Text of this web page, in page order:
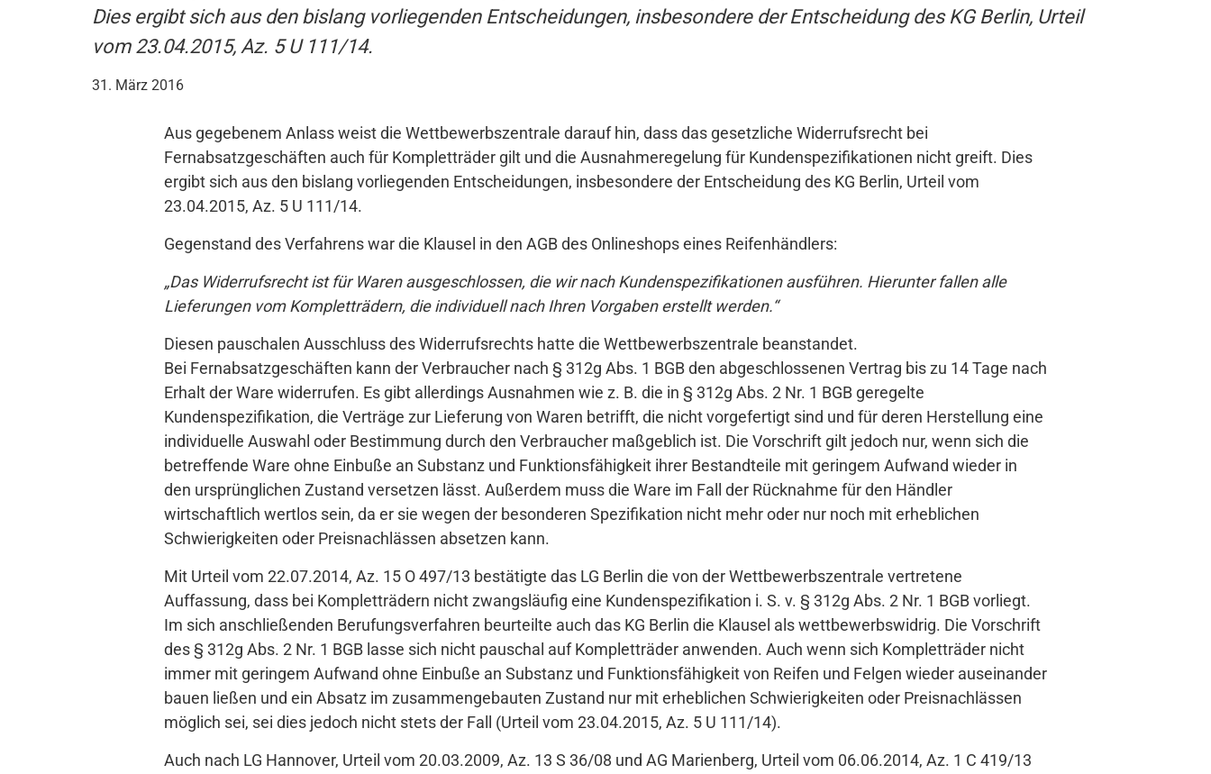
Dies ergibt sich aus den bislang vorliegenden Entscheidungen, insbesondere der Entscheidung des KG Berlin, Urteil
vom 23.04.2015, Az. 5 U 111/14.
31. März 2016
Aus gegebenem Anlass weist die Wettbewerbszentrale darauf hin, dass das gesetzliche Widerrufsrecht bei
Fernabsatzgeschäften auch für Kompletträder gilt und die Ausnahmeregelung für Kundenspezifikationen nicht greift. Dies
ergibt sich aus den bislang vorliegenden Entscheidungen, insbesondere der Entscheidung des KG Berlin, Urteil vom
23.04.2015, Az. 5 U 111/14.
Gegenstand des Verfahrens war die Klausel in den AGB des Onlineshops eines Reifenhändlers:
„Das Widerrufsrecht ist für Waren ausgeschlossen, die wir nach Kundenspezifikationen ausführen. Hierunter fallen alle
Lieferungen vom Kompletträdern, die individuell nach Ihren Vorgaben erstellt werden.“
Diesen pauschalen Ausschluss des Widerrufsrechts hatte die Wettbewerbszentrale beanstandet.
Bei Fernabsatzgeschäften kann der Verbraucher nach § 312g Abs. 1 BGB den abgeschlossenen Vertrag bis zu 14 Tage nach
Erhalt der Ware widerrufen. Es gibt allerdings Ausnahmen wie z. B. die in § 312g Abs. 2 Nr. 1 BGB geregelte
Kundenspezifikation, die Verträge zur Lieferung von Waren betrifft, die nicht vorgefertigt sind und für deren Herstellung eine
individuelle Auswahl oder Bestimmung durch den Verbraucher maßgeblich ist. Die Vorschrift gilt jedoch nur, wenn sich die
betreffende Ware ohne Einbuße an Substanz und Funktionsfähigkeit ihrer Bestandteile mit geringem Aufwand wieder in
den ursprünglichen Zustand versetzen lässt. Außerdem muss die Ware im Fall der Rücknahme für den Händler
wirtschaftlich wertlos sein, da er sie wegen der besonderen Spezifikation nicht mehr oder nur noch mit erheblichen
Schwierigkeiten oder Preisnachlässen absetzen kann.
Mit Urteil vom 22.07.2014, Az. 15 O 497/13 bestätigte das LG Berlin die von der Wettbewerbszentrale vertretene
Auffassung, dass bei Kompletträdern nicht zwangsläufig eine Kundenspezifikation i. S. v. § 312g Abs. 2 Nr. 1 BGB vorliegt.
Im sich anschließenden Berufungsverfahren beurteilte auch das KG Berlin die Klausel als wettbewerbswidrig. Die Vorschrift
des § 312g Abs. 2 Nr. 1 BGB lasse sich nicht pauschal auf Kompletträder anwenden. Auch wenn sich Kompletträder nicht
immer mit geringem Aufwand ohne Einbuße an Substanz und Funktionsfähigkeit von Reifen und Felgen wieder auseinander
bauen ließen und ein Absatz im zusammengebauten Zustand nur mit erheblichen Schwierigkeiten oder Preisnachlässen
möglich sei, sei dies jedoch nicht stets der Fall (Urteil vom 23.04.2015, Az. 5 U 111/14).
Auch nach LG Hannover, Urteil vom 20.03.2009, Az. 13 S 36/08 und AG Marienberg, Urteil vom 06.06.2014, Az. 1 C 419/13